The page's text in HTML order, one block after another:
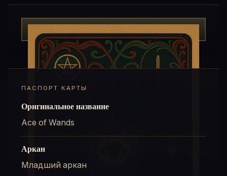
ПАСПОРТ КАРТЫ
Оригинальное название
Ace of Wands
Аркан
Младший аркан